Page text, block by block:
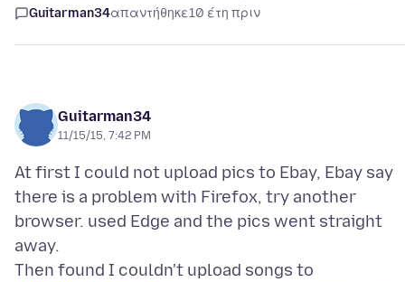
Guitarman34απαντήθηκε10 έτη πριν
Guitarman34
11/15/15, 7:42 PM
At first I could not upload pics to Ebay, Ebay say
there is a problem with Firefox, try another
browser. used Edge and the pics went straight
away.
Then found I couldn't upload songs to